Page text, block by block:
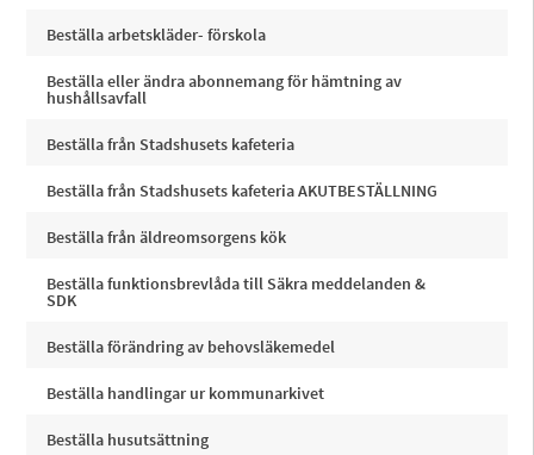
Beställa arbetskläder- förskola
Beställa eller ändra abonnemang för hämtning av
hushållsavfall
Beställa från Stadshusets kafeteria
Beställa från Stadshusets kafeteria AKUTBESTÄLLNING
Beställa från äldreomsorgens kök
Beställa funktionsbrevlåda till Säkra meddelanden &
SDK
Beställa förändring av behovsläkemedel
Beställa handlingar ur kommunarkivet
Beställa husutsättning